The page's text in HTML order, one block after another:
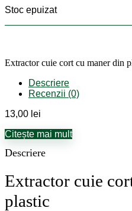
Stoc epuizat
Extractor cuie cort cu maner din
Descriere
Recenzii (0)
13,00 lei
Citește mai mult
Descriere
Extractor cuie
plastic